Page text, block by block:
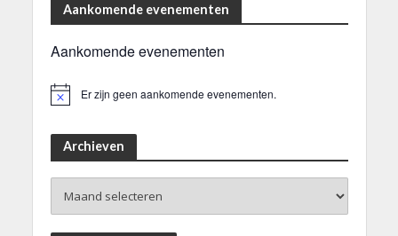
Aankomende evenementen
Aankomende evenementen
Er zijn geen aankomende evenementen.
Archieven